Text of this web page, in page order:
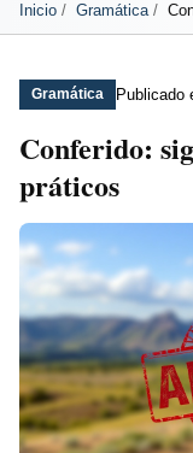
Inicio Gramática
Gramática Publicado
Conferido:
práticos